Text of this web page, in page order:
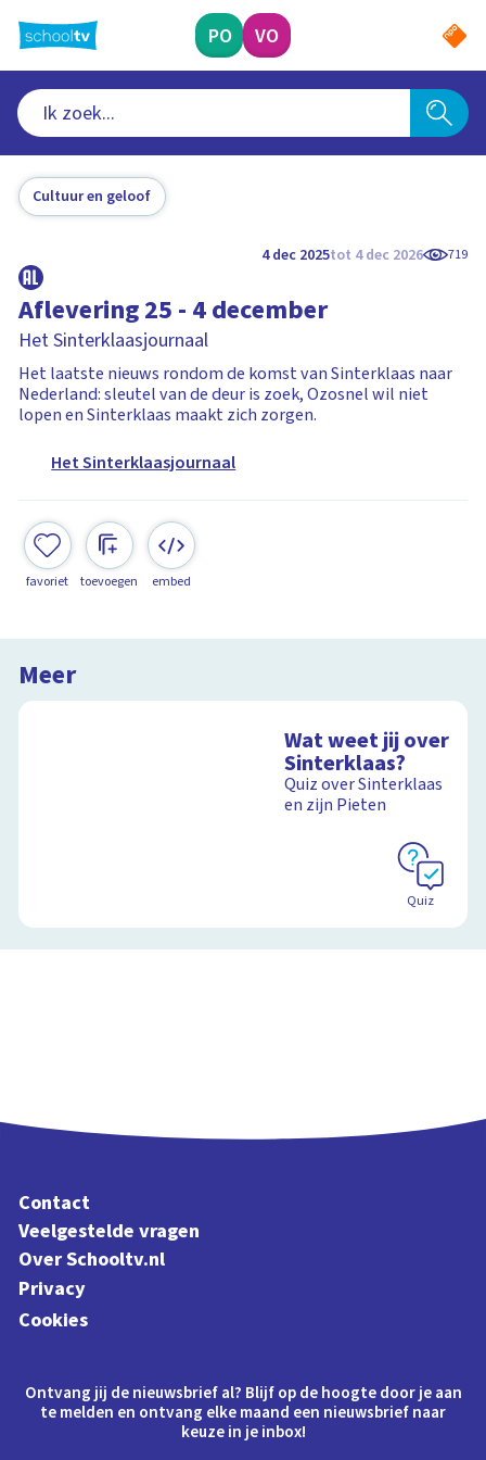
naar
hoofdinhoud
PO VO
Cultuur en geloof
4 dec 2025tot 4 dec 2026 719
Aflevering 25 - 4 december
Het Sinterklaasjournaal
Het laatste nieuws rondom de komst van Sinterklaas naar
Nederland: sleutel van de deur is zoek, Ozosnel wil niet
lopen en Sinterklaas maakt zich zorgen.
Het Sinterklaasjournaal
favoriet toevoegen embed
Meer
Wat weet jij over
Sinterklaas?
Quiz over Sinterklaas
en zijn Pieten
Quiz
Contact
Veelgestelde vragen
Over Schooltv.nl
Privacy
Cookies
Ontvang jij de nieuwsbrief al? Blijf op de hoogte door je aan
te melden en ontvang elke maand een nieuwsbrief naar
keuze in je inbox!